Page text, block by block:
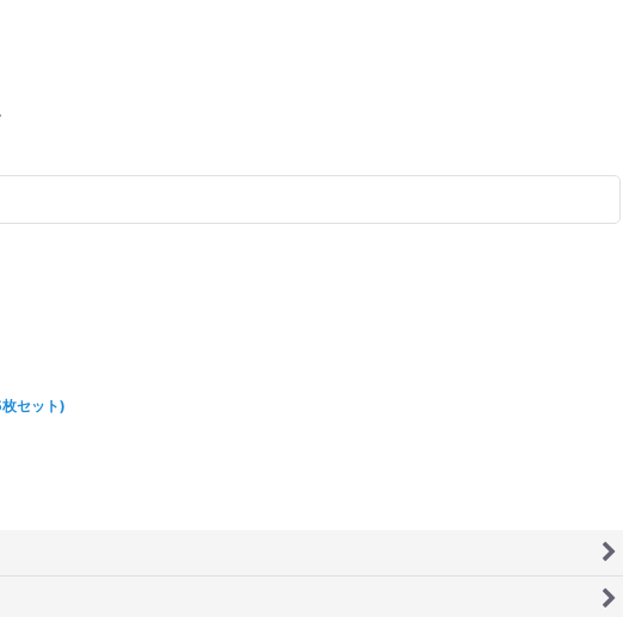
セット)